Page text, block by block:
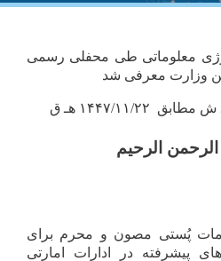
معلوماتی طی محفلی رسمی
وزارت معرفی شد
الرحیم
پُستی مصون و محرم برای
پیشرفته در ادارات امارتی